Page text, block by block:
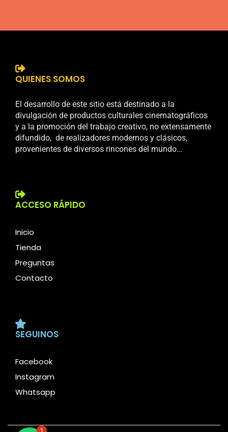
QUIENES SOMOS
El desarrollo de este sitio está destinado a la
divulgación de productos culturales cinematográficos
y a la promoción del trabajo creativo, no extensamente
difundido, de realizadores modernos y clásicos,
provenientes de diversos rincones del mundo…
ACCESO RÁPIDO
Inicio
Tienda
Preguntas
Contacto
SEGUINOS
Facebook
Instagram
Whatsapp
1